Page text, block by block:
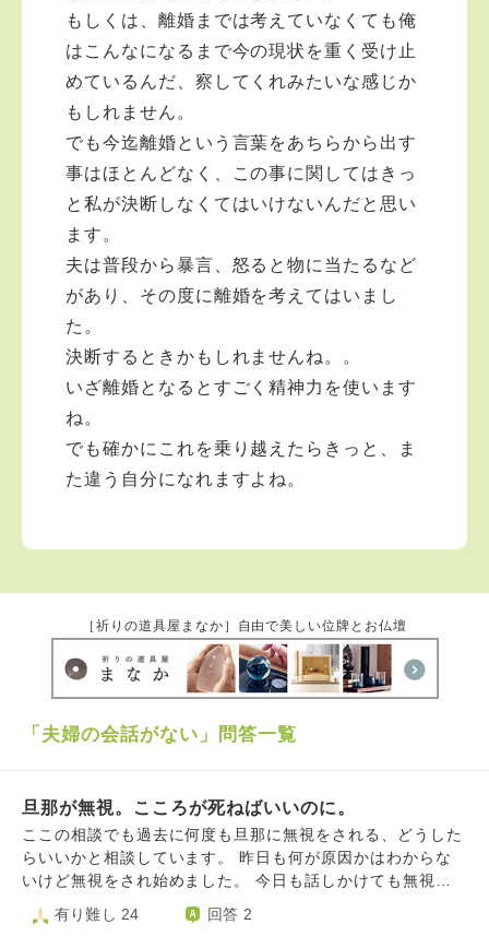
もしくは、離婚までは考えていなくても俺
はこんなになるまで今の現状を重く受け止
めているんだ、察してくれみたいな感じか
もしれません。
でも今迄離婚という言葉をあちらから出す
事はほとんどなく、この事に関してはきっ
と私が決断しなくてはいけないんだと思い
ます。
夫は普段から暴言、怒ると物に当たるなど
があり、その度に離婚を考えてはいまし
た。
決断するときかもしれませんね。。
いざ離婚となるとすごく精神力を使います
ね。
でも確かにこれを乗り越えたらきっと、ま
た違う自分になれますよね。
［祈りの道具屋まなか］自由で美しい位牌とお仏壇
「夫婦の会話がない」問答一覧
旦那が無視。こころが死ねばいいのに。
ここの相談でも過去に何度も旦那に無視をされる、どうした
らいいかと相談しています。 昨日も何が原因かはわからな
いけど無視をされ始めました。 今日も話しかけても無視。
ご飯はちゃんと用意しているし、夜ご飯もこれから買いに行
こうと思うのですがきっと無視されます。 先週も無視され
有り難し 24 回答 2